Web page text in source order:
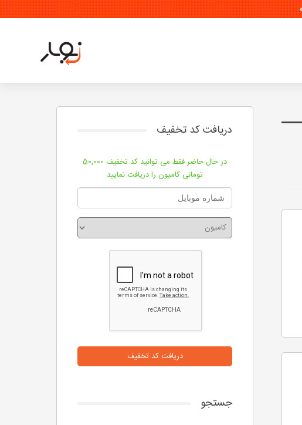
دریافت کد تخفیف
در حال حاضر فقط می توانید کد تخفیف 50,000
تومانی کامیون را دریافت نمایید
دریافت کد تخفیف
جستجو